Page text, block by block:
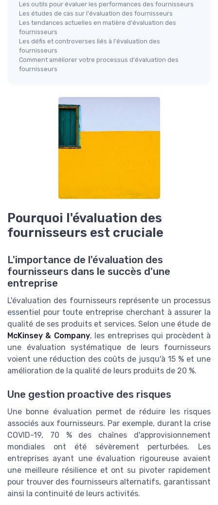
Les outils pour évaluer les performances des fournisseurs
Les études de cas sur l'évaluation des fournisseurs
Les tendances actuelles en matière d'évaluation des
fournisseurs
Les défis et controverses liés à l'évaluation des
fournisseurs
Comment améliorer votre processus d'évaluation des
fournisseurs
Pourquoi l'évaluation des
fournisseurs est cruciale
L'importance de l'évaluation des
fournisseurs dans le succès d'une
entreprise
L'évaluation des fournisseurs représente un processus
essentiel pour toute entreprise cherchant à assurer la
qualité de ses produits et services. Selon une étude de
McKinsey & Company, les entreprises qui procèdent à
une évaluation systématique de leurs fournisseurs
voient une réduction des coûts de jusqu'à 15 % et une
amélioration de la qualité de leurs produits de 20 %.
Une gestion proactive des risques
Une bonne évaluation permet de réduire les risques
associés aux fournisseurs. Par exemple, durant la crise
COVID-19, 70 % des chaînes d'approvisionnement
mondiales ont été sévèrement perturbées. Les
entreprises ayant une évaluation rigoureuse avaient
une meilleure résilience et ont su pivoter rapidement
pour trouver des fournisseurs alternatifs, garantissant
ainsi la continuité de leurs activités.